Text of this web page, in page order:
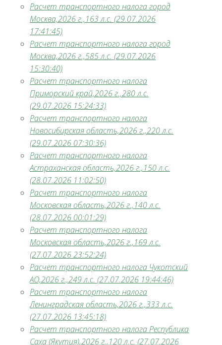
Расчет транспортного налога город
Москва,2026 г.,163 л.с. (29.07.2026
17:41:45)
Расчет транспортного налога город
Москва,2026 г.,585 л.с. (29.07.2026
15:30:40)
Расчет транспортного налога
Приморский край,2026 г.,280 л.с.
(29.07.2026 15:24:33)
Расчет транспортного налога
Новосибирская область,2026 г.,220 л.с.
(29.07.2026 07:30:36)
Расчет транспортного налога
Астраханская область,2026 г.,150 л.с.
(28.07.2026 11:02:50)
Расчет транспортного налога
Московская область,2026 г.,140 л.с.
(28.07.2026 00:01:29)
Расчет транспортного налога
Московская область,2026 г.,169 л.с.
(27.07.2026 23:52:24)
Расчет транспортного налога Чукотский
АО,2026 г.,249 л.с. (27.07.2026 19:44:46)
Расчет транспортного налога
Ленинградская область,2026 г.,333 л.с.
(27.07.2026 13:45:18)
Расчет транспортного налога Республика
Саха (Якутия),2026 г.,120 л.с. (27.07.2026